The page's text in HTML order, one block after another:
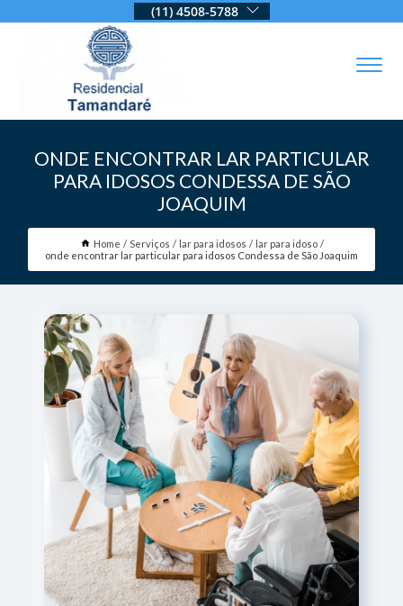
(11) 4508-5788
ONDE ENCONTRAR LAR PARTICULAR
PARA IDOSOS CONDESSA DE SÃO
JOAQUIM
Home Serviços lar para idosos
lar para idoso
onde encontrar lar particular para idosos Condessa de São Joaquim